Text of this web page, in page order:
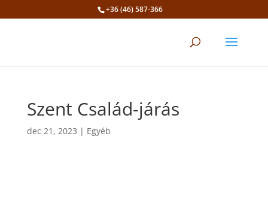
+36 (46) 587-366
Szent Család-járás
dec 21, 2023 | Egyéb